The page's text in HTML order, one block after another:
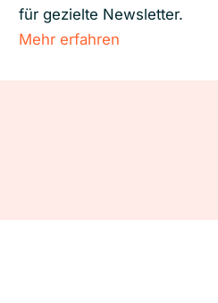
für gezielte Newsletter.
Mehr erfahren